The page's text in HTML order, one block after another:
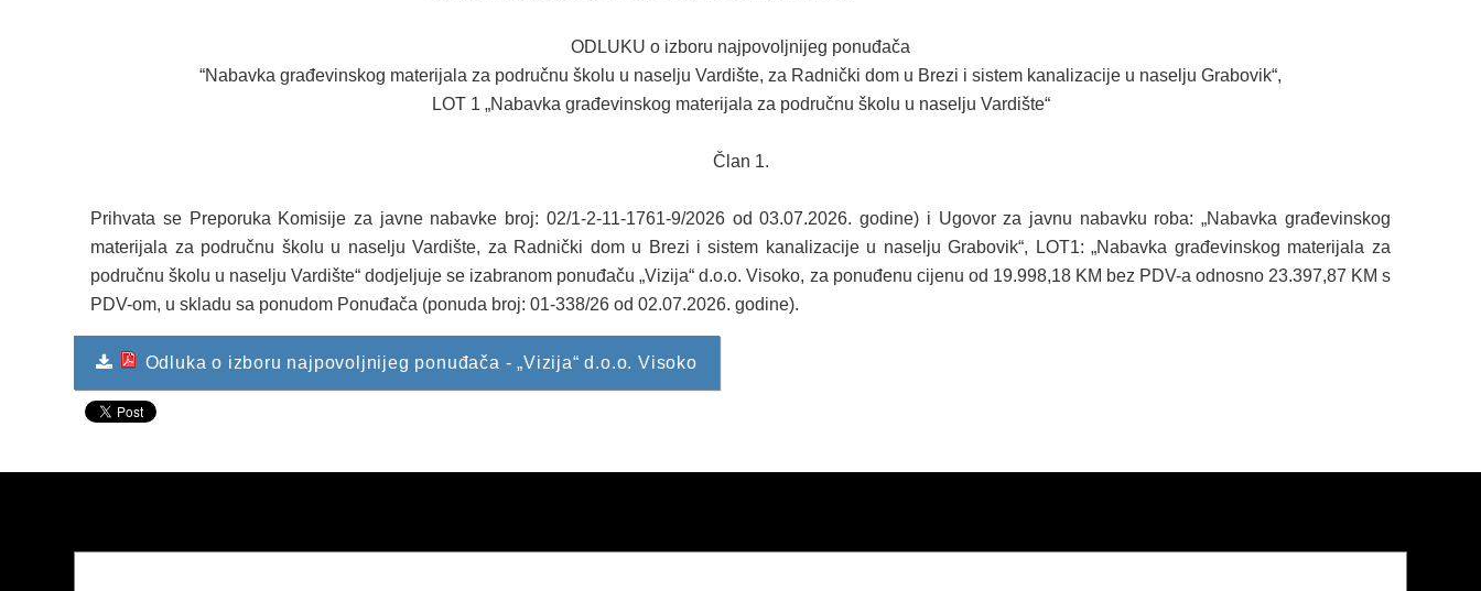
ОDLUKU o izboru najpovoljnijeg ponuđača
“Nabavka građevinskog materijala za područnu školu u naselju Vardište, za Radnički dom u Brezi i sistem kanalizacije u naselju Grabovik“,
LOT 1 „Nabavka građevinskog materijala za područnu školu u naselju Vardište“
Član 1.
Prihvata se Preporuka Komisije za javne nabavke broj: 02/1-2-11-1761-9/2026 od 03.07.2026. godine) i Ugovor za javnu nabavku roba: „Nabavka građevinskog
materijala za područnu školu u naselju Vardište, za Radnički dom u Brezi i sistem kanalizacije u naselju Grabovik“, LOT1: „Nabavka građevinskog materijala za
područnu školu u naselju Vardište“ dodjeljuje se izabranom ponuđaču „Vizija“ d.o.o. Visoko, za ponuđenu cijenu od 19.998,18 KM bez PDV-a odnosno 23.397,87 KM s
PDV-om, u skladu sa ponudom Ponuđača (ponuda broj: 01-338/26 od 02.07.2026. godine).
Odluka o izboru najpovoljnijeg ponuđača - „Vizija“ d.o.o. Visoko